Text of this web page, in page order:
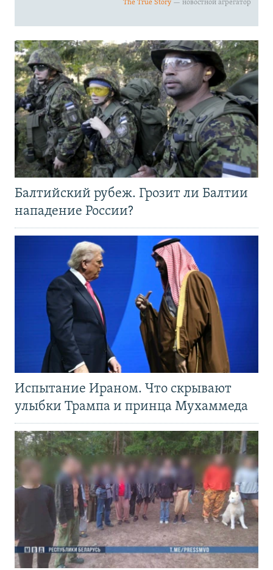
Балтийский рубеж. Грозит ли Балтии
нападение России?
Испытание Ираном. Что скрывают
улыбки Трампа и принца Мухаммеда